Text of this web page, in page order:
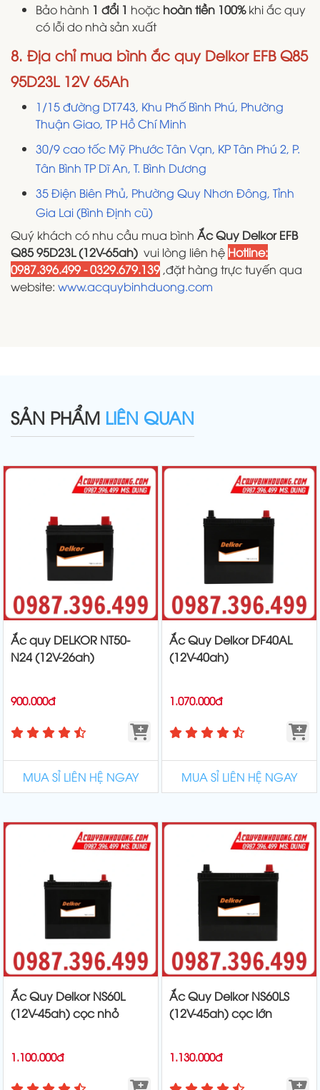
Bảo hành 1 đổi 1 hoặc hoàn tiền 100%khi ắc quy
có lỗi do nhà sản xuất
8. Địa chỉ mua bình ắc quy Delkor EFB Q85
95D23L 12V 65Ah
1/15 đường DT743, Khu Phố Bình Phú, Phường
Thuận Giao, TP Hồ Chí Minh
30/9 cao tốc Mỹ Phước Tân Vạn, KP Tân Phú 2, P.
Tân Bình TP Dĩ An, T. Bình Dương
35 Điện Biên Phủ, Phường Quy Nhơn Đông, Tỉnh
Gia Lai (Bình Định cũ)
Quý khách có nhu cầu mua bình Ắc Quy Delkor EFB
Q85 95D23L (12V-65ah) ​​​​​​ vui lòng liên hệ Hotline:
0987.396.499 - 0329.679.139 ,đặt hàng trực tuyến qua
website: www.acquybinhduong.com
SẢN PHẨM LIÊN QUAN
Ắc quy DELKOR NT50-
N24 (12V-26ah)
900.000đ
MUA SỈ LIÊN HỆ NGAY
Ắc Quy Delkor DF40AL
(12V-40ah)
1.070.000đ
MUA SỈ LIÊN HỆ NGAY
Ắc Quy Delkor NS60L
(12V-45ah) cọc nhỏ
1.100.000đ
Ắc Quy Delkor NS60LS
(12V-45ah) cọc lớn
1.130.000đ